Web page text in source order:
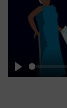
Play